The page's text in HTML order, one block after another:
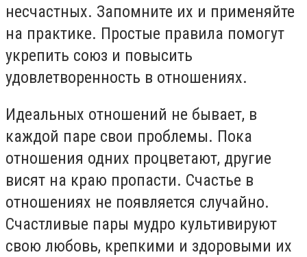
несчастных. Запомните их и применяйте
на практике. Простые правила помогут
укрепить союз и повысить
удовлетворенность в отношениях.
Идеальных отношений не бывает, в
каждой паре свои проблемы. Пока
отношения одних процветают, другие
висят на краю пропасти. Счастье в
отношениях не появляется случайно.
Счастливые пары мудро культивируют
свою любовь, крепкими и здоровыми их